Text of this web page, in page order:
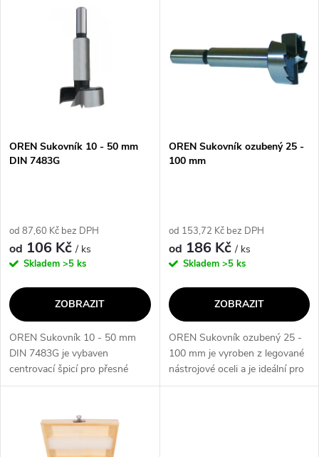
p
o
d
u
k
t
s
p
o
d
u
k
t
OREN Sukovník 10 - 50 mm
DIN 7483G
od 87,60 Kč bez DPH
od 106 Kč/ ks
Skladem >5 ks
ZOBRAZIT
OREN Sukovník 10 - 50 mm
DIN 7483G je vybaven
centrovací špicí pro přesné
navrtání a čtyřmi břity pro
použití v tvrdém i měkkém
dřevě a má...
OREN Sukovník ozubený 25 -
100 mm
od 153,72 Kč bez DPH
od 186 Kč/ ks
Skladem >5 ks
ZOBRAZIT
OREN Sukovník ozubený 25 -
100 mm je vyroben z legované
nástrojové oceli a je ideální pro
vrtání přesných a čistých